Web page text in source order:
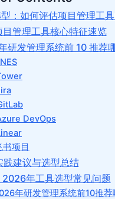
：如何评估项目管理工
目管理工具核心特征速览
研发管理系统前 10 推荐
DevOps
书项目
践建议与选型总结
2026年工具选型常见问题
年研发管理系统前10推